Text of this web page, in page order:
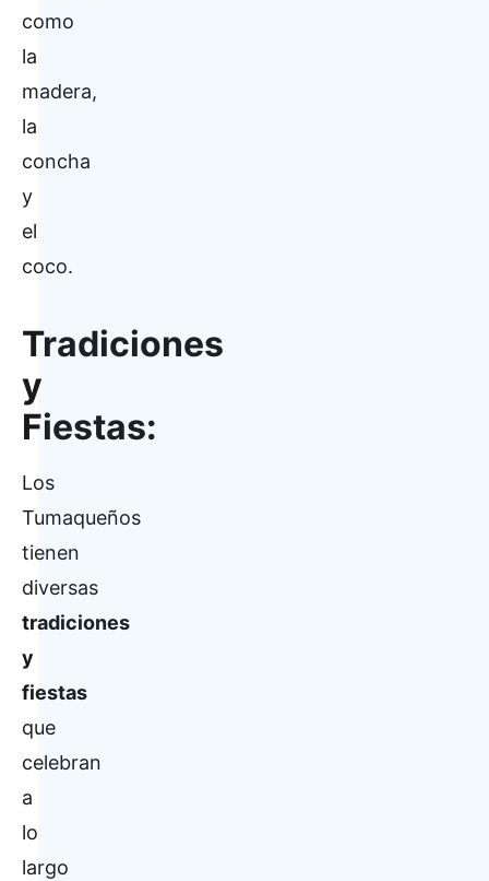
como
la
madera,
la
concha
y
el
coco.
Tradiciones
y
Fiestas:
Los
Tumaqueños
tienen
diversas
tradiciones
y
fiestas
que
celebran
a
lo
largo